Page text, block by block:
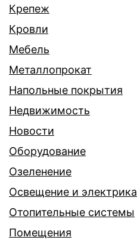
Крепеж
Кровли
Мебель
Металлопрокат
Напольные покрытия
Недвижимость
Новости
Оборудование
Озеленение
Освещение и электрика
Отопительные системы
Помещения